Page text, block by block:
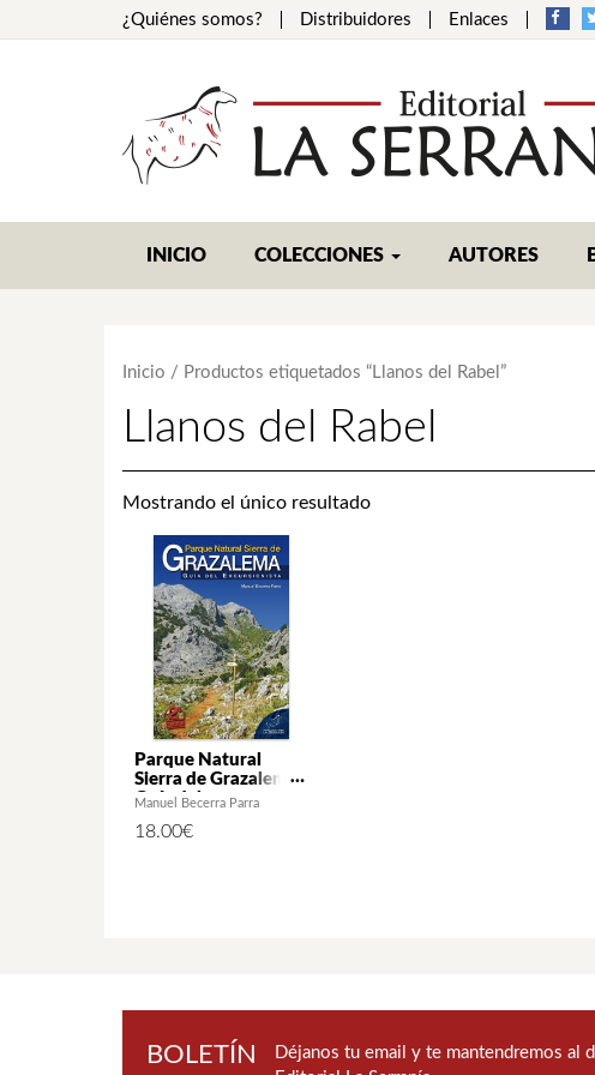
¿Quiénes somos? Distribuidores Enlaces
INICIO COLECCIONES AUTORES
Inicio / Productos etiquetados “Llanos del Rabel”
Llanos del Rabel
Mostrando el único resultado
Parque Natural
Sierra de Grazalema.
Guía del
Manuel Becerra Parra
18.00€
BOLETÍN
Déjanos tu email y te mantendremos al